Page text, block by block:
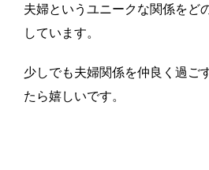
夫婦というユニークな関係をど
しています。
少しでも夫婦関係を仲良く過ご
たら嬉しいです。